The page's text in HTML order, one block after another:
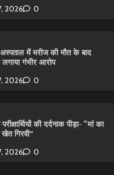
2026 0
में मरीज की मौत के बाद
लगाया गंभीर आरोप
2026 0
की दर्दनाक पीड़ा- “मां का
गिरवी”
2026 0